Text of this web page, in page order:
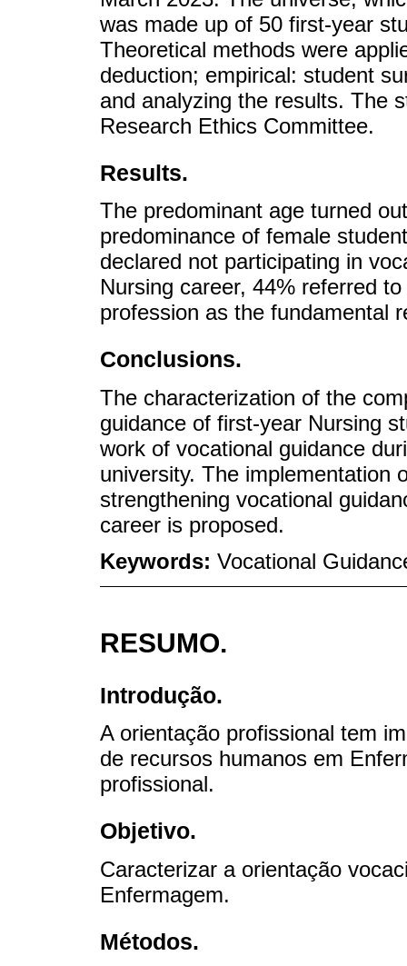
was made up of 50 first-year
Theoretical methods were
deduction; empirical: student
and analyzing the results. The
Research Ethics Committee.
Results.
The predominant age turned
predominance of female
declared not participating in
Nursing career, 44% referred
profession as the fundamental
Conclusions.
The characterization of the
guidance of first-year Nursing
work of vocational guidance
university. The implementation
strengthening vocational
career is proposed.
Keywords: Vocational
RESUMO.
Introdução.
A orientação profissional tem
de recursos humanos em
profissional.
Objetivo.
Caracterizar a orientação
Enfermagem.
Métodos.